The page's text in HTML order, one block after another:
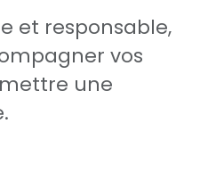
et responsable,
vos
une